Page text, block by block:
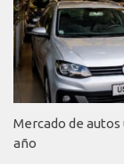
Mercado de
año